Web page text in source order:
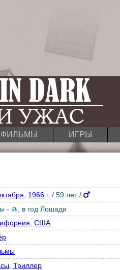
ФИЛЬМЫ ИГРЫ
1966 г. / 59 лет /
- ♎
в год Лошади
США
Триллер